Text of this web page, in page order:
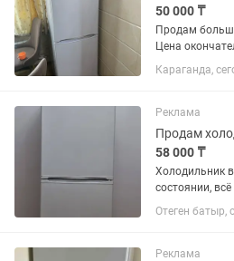
50 000 ₸
Продам
Цена
холодильник в
Все ящики
Караганда,
Реклама
Продам
58 000 ₸
Холодильник
состоянии,
Только надо
Отеген батыр,
Реклама